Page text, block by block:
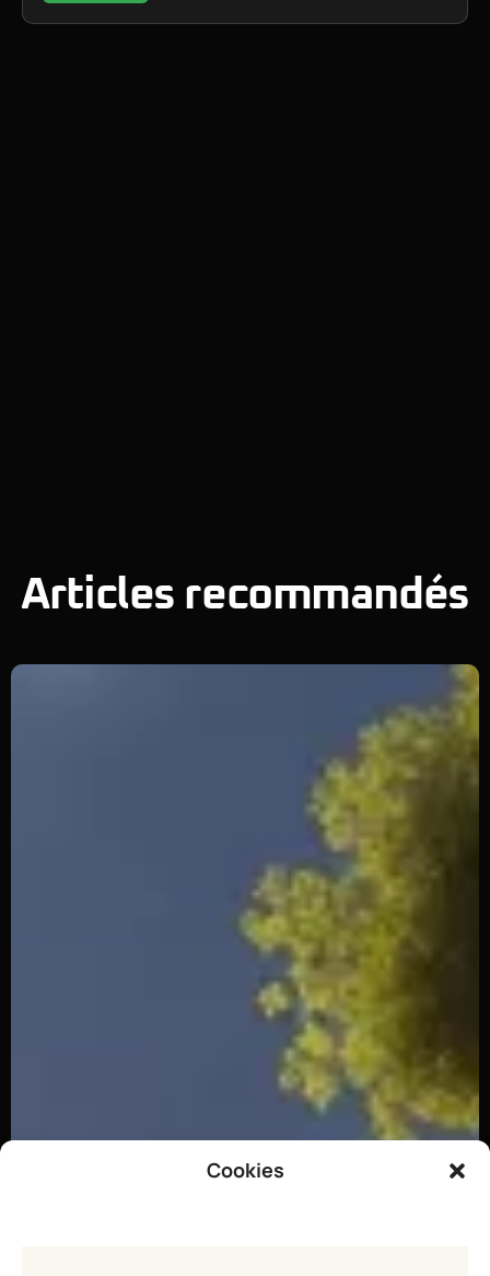
Cookies
Articles recommandés